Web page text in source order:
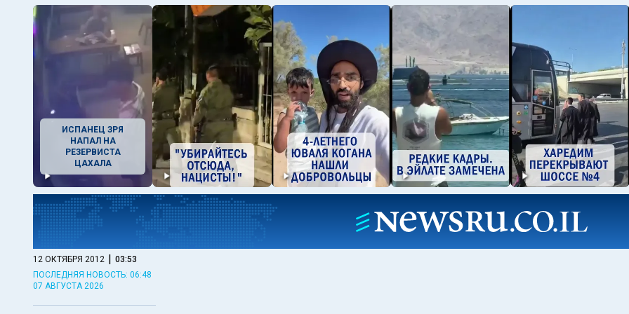
ИСПАНЕЦ ЗРЯ
НАПАЛ НА
РЕЗЕРВИСТА
ЦАХАЛА
12 ОКТЯБРЯ 2012 | 03:53
ПОСЛЕДНЯЯ НОВОСТЬ: 06:48
07 АВГУСТА 2026